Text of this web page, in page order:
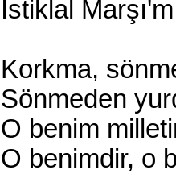
İstiklal
Korkma,
Sönmeden
O benim
O benimdir, o